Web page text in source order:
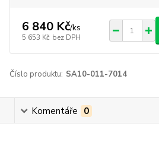
6 840 Kč/ks
5 653 Kč bez DPH
Číslo produktu: SA10-011-7014
Komentáře 0